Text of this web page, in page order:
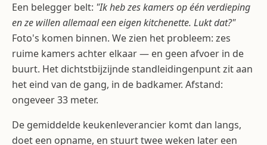
Een belegger belt: "Ik heb zes kamers op één verdieping
en ze willen allemaal een eigen kitchenette. Lukt dat?"
Foto's komen binnen. We zien het probleem: zes
ruime kamers achter elkaar — en geen afvoer in de
buurt. Het dichtstbijzijnde standleidingenpunt zit aan
het eind van de gang, in de badkamer. Afstand:
ongeveer 33 meter.
De gemiddelde keukenleverancier komt dan langs,
doet een opname, en stuurt twee weken later een